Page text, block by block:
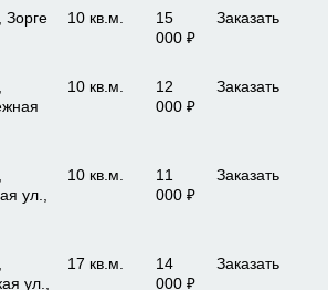
Зорге
10 кв.м.
15
000 ₽
Заказать
10 кв.м.
12
000 ₽
Заказать
ул.,
10 кв.м.
11
000 ₽
Заказать
ул.,
17 кв.м.
14
000 ₽
Заказать